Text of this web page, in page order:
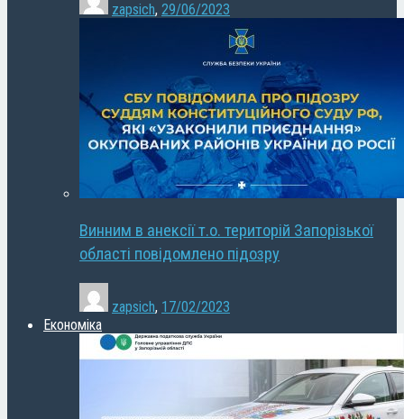
zapsich, 29/06/2023
Винним в анексії т.о. територій Запорізької
області повідомлено підозру
zapsich, 17/02/2023
Економіка